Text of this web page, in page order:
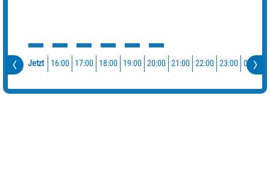
Jetzt 16:00 17:00 18:00 19:00 20:00 21:00 22:00 23:00 00:00